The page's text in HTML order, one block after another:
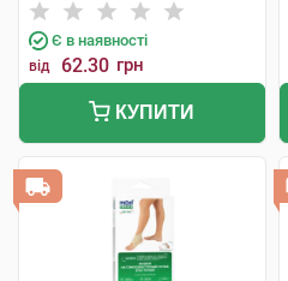
Є в наявності
від 62.30 грн
КУПИТИ